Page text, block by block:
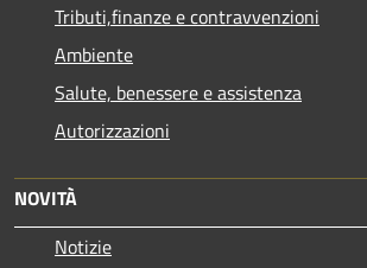
Tributi,finanze e contravvenzioni
Ambiente
Salute, benessere e assistenza
Autorizzazioni
NOVITÀ
Notizie